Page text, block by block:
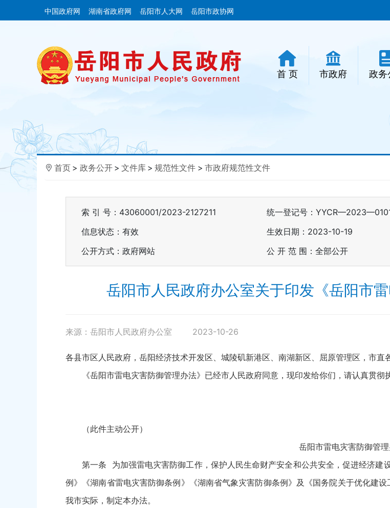
中国政府网 湖南省政府网 岳阳市人大网 岳阳市政协网
首 页 市政府 政务
首页 > 政务公开 > 文件库 > 规范性文件 > 市政府规范性文件
索 引 号：43060001/2023-2127211 统一登记号：
信息状态： 有效 生效日期：2023-10-19
公开方式：政府网站
公 开 范 围：全部公开
岳阳市人民政府办公室关于印发《岳阳市
来源：岳阳市人民政府办公室 2023-10-26
各县市区人民政府，岳阳经济技术开发区、城陵矶新港区、南湖新区、屈原管理区，市直
《岳阳市雷电灾害防御管理办法》已经市人民政府同意，现印发给你们，请认真贯彻执
（此件主动公开）
岳阳市雷电灾害防御管理
第一条 为加强雷电灾害防御工作，保护人民生命财产安全和公共安全，促进经济建
例》《湖南省雷电灾害防御条例》《湖南省气象灾害防御条例》及《国务院关于优化建
我市实际，制定本办法。